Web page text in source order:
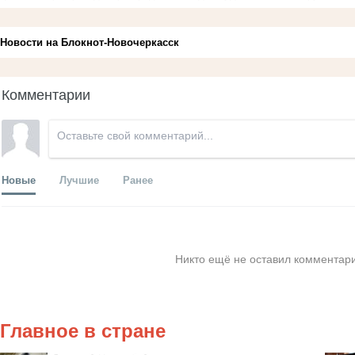
Новости на Блoкнoт-Новочеркасск
Комментарии
Новые Лучшие Ранее
Никто ещё не оставил
Главное в стране